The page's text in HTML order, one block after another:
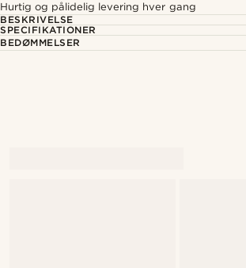
Hurtig og pålidelig levering hver gang
BESKRIVELSE
SPECIFIKATIONER
BEDØMMELSER